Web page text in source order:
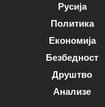
Русија
Политика
Економија
Безбедност
Друштво
Анализе